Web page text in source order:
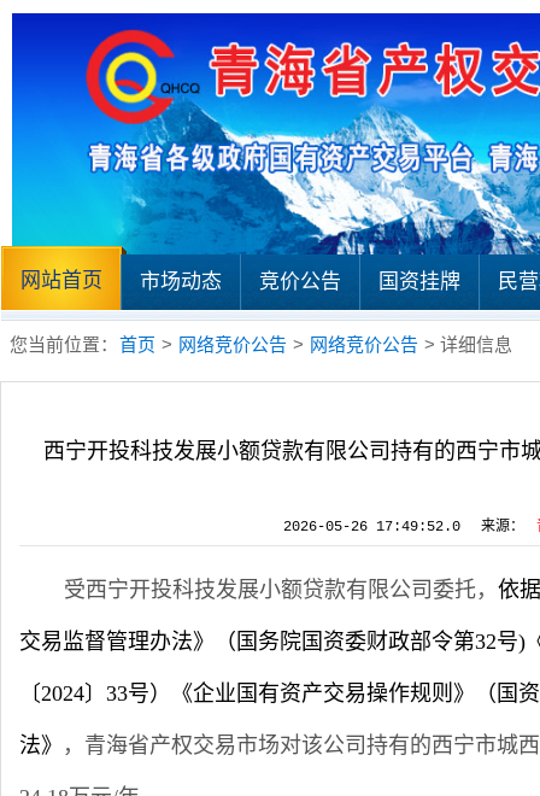
网站首页 市场动态 竞价公告 国资挂牌 民
您当前位置： 首页 > 网络竞价公告 > 网络竞价公告 > 详细信息
西宁开投科技发展小额贷款有限公司持有的西宁市
2026-05-26 17:49:52.0 来源：
受西宁开投科技发展小额贷款有限公司委托， 依
交易监督管理办法》（国务院国资委财政部令第32号
〔2024〕33号）《企业国有资产交易操作规则》（
法》 ，青海省产权交易市场对该公司持有的西宁市城